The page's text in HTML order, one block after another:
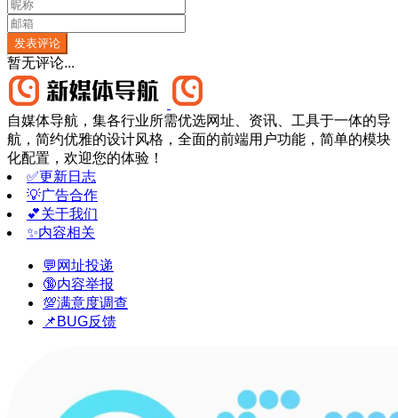
发表评论
暂无评论...
自媒体导航，集各行业所需优选网址、资讯、工具于一体的导
航，简约优雅的设计风格，全面的前端用户功能，简单的模块
化配置，欢迎您的体验！
✅更新日志
💡广告合作
💕关于我们
✨内容相关
💬网址投递
🔞内容举报
💯满意度调查
📌BUG反馈